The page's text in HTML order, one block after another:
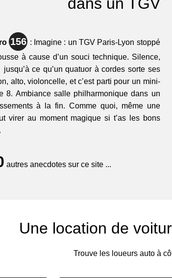
dans un TGV
156 : Imagine : un TGV Paris-Lyon stoppé
à cause d’un souci technique. Silence,
ce qu’un quatuor à cordes sorte ses
alto, violoncelle, et c’est parti pour un mini-
8. Ambiance salle philharmonique dans un
à la fin. Comme quoi, même une
virer au moment magique si t’as les bons
autres anecdotes sur ce site ...
Une location de
Trouve les loueurs auto à